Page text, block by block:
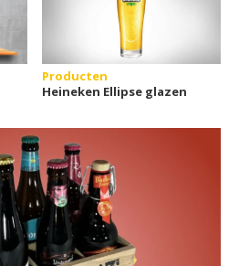
Producten
Heineken Ellipse glazen